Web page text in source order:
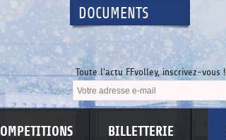
DOCUMENTS
Toute l'actu FFvolley, inscrivez-vous !
BILLETTERIE